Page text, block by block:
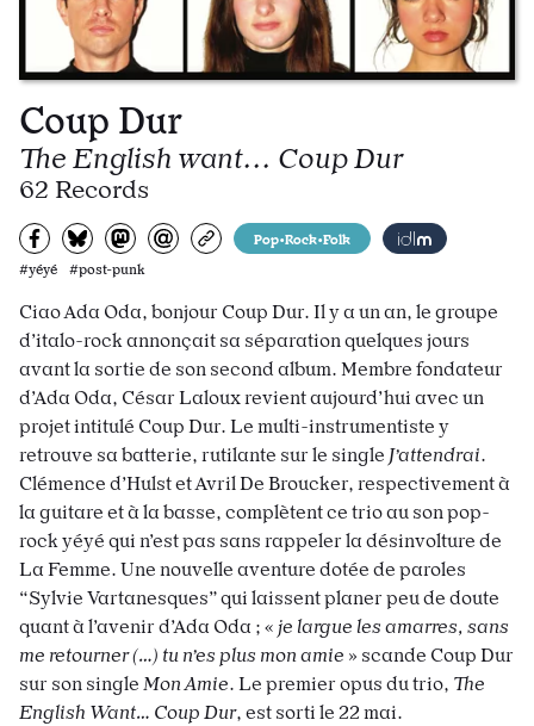
Coup Dur
The English want... Coup Dur
62 Records
Partagez sur Facebook
Partager sur Bluesky
Partager sur Mastodon
Partagez par e-mail
Copiez l’urlPop•Rock•Folk
#yéyé #post-punk
Ciao Ada Oda, bonjour Coup Dur. Il y a un an, le groupe
d’italo-rock annonçait sa séparation quelques jours
avant la sortie de son second album. Membre fondateur
d’Ada Oda, César Laloux revient aujourd’hui avec un
projet intitulé Coup Dur. Le multi-instrumentiste y
retrouve sa batterie, rutilante sur le single J’attendrai.
Clémence d’Hulst et Avril De Broucker, respectivement à
la guitare et à la basse, complètent ce trio au son pop-
rock yéyé qui n’est pas sans rappeler la désinvolture de
La Femme. Une nouvelle aventure dotée de paroles
“Sylvie Vartanesques” qui laissent planer peu de doute
quant à l’avenir d’Ada Oda ; « je largue les amarres, sans
me retourner (…) tu n’es plus mon amie » scande Coup Dur
sur son single Mon Amie. Le premier opus du trio, The
English Want… Coup Dur, est sorti le 22 mai.